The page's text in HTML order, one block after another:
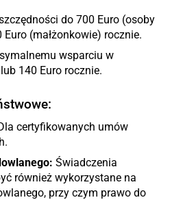
do 700 Euro (osoby
(małżonkowie) rocznie.
wsparciu w
140 Euro rocznie.
certyfikowanych umów
Świadczenia
również wykorzystane na
przy czym prawo do